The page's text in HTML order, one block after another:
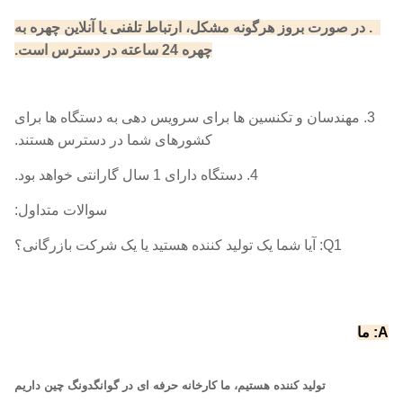
2. در صورت بروز هرگونه مشکل، ارتباط تلفنی یا آنلاین چهره به
چهره 24 ساعته در دسترس است.
3. مهندسان و تکنسین ها برای سرویس دهی به دستگاه ها برای
کشورهای شما در دسترس هستند.
4. دستگاه دارای 1 سال گارانتی خواهد بود.
سوالات متداول:
Q1: آیا شما یک تولید کننده هستید یا یک شرکت بازرگانی؟
A: ما
تولید کننده هستیم، ما کارخانه حرفه ای در گوانگدونگ چین داریم